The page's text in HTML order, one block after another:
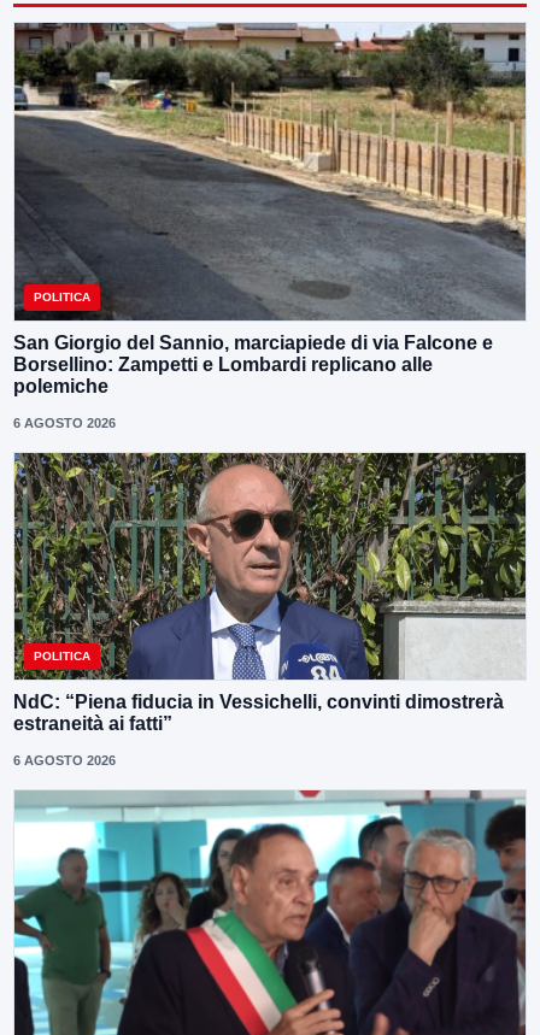
POLITICA
San Giorgio del Sannio, marciapiede di via Falcone e
Borsellino: Zampetti e Lombardi replicano alle
polemiche
6 AGOSTO 2026
POLITICA
NdC: “Piena fiducia in Vessichelli, convinti dimostrerà
estraneità ai fatti”
6 AGOSTO 2026